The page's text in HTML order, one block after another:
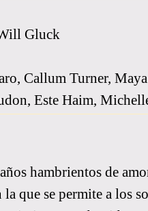
Gluck
Callum Turner,
Este Haim,
hambrientos de
que se permite a los